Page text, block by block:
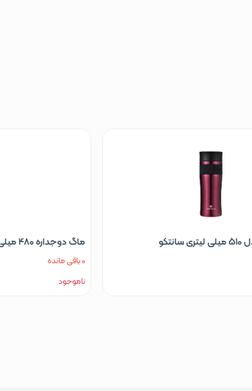
ماگ دوجداره 350 میلی لیتر سانتکو مدل کریبا
0 باقی مانده
ناموجود